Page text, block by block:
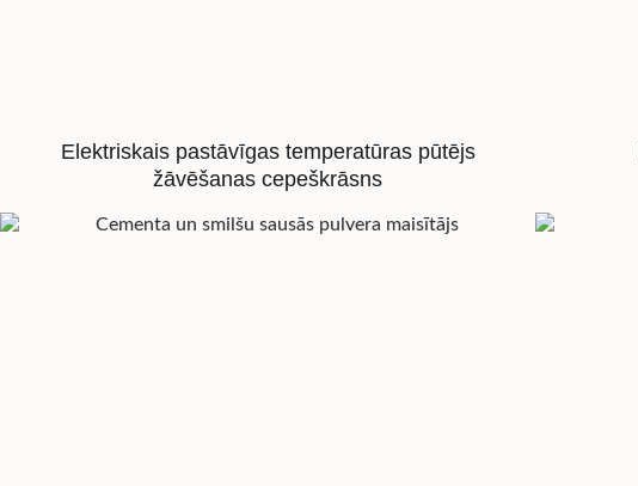
Elektriskais pastāvīgas temperatūras pūtējs
žāvēšanas cepeškrāsns